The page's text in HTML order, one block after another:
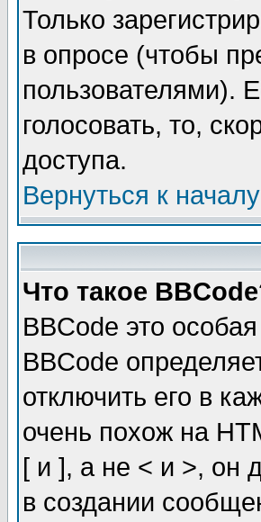
Только
в опросе (чтобы
пользователями).
голосовать, то,
доступа.
Вернуться к началу
Что такое
BBCode это
BBCode
отключить его в
очень похож на
[ и ], а не < и >, он
в создании